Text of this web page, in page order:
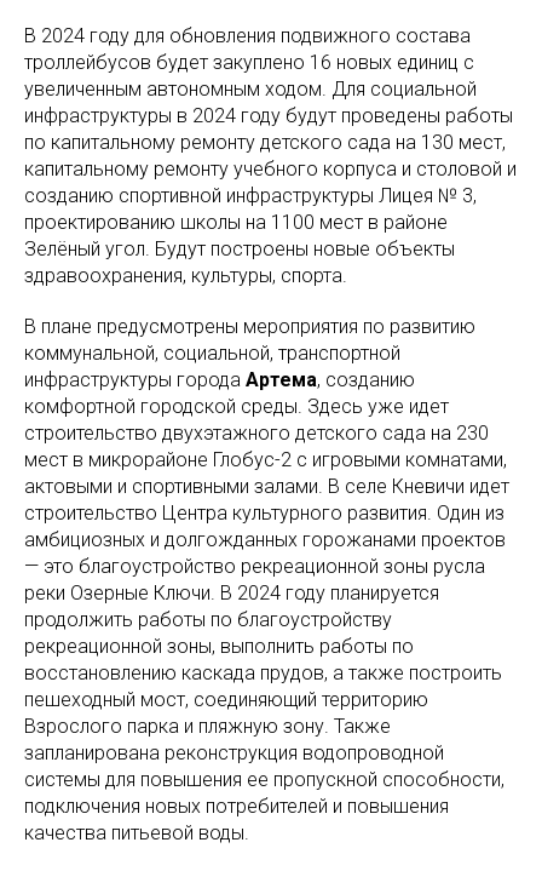
В 2024 году для обновления подвижного состава
троллейбусов будет закуплено 16 новых единиц с
увеличенным автономным ходом. Для социальной
инфраструктуры в 2024 году будут проведены работы
по капитальному ремонту детского сада на 130 мест,
капитальному ремонту учебного корпуса и столовой и
созданию спортивной инфраструктуры Лицея № 3,
проектированию школы на 1100 мест в районе
Зелёный угол. Будут построены новые объекты
здравоохранения, культуры, спорта.
В плане предусмотрены мероприятия по развитию
коммунальной, социальной, транспортной
инфраструктуры города Артема, созданию
комфортной городской среды. Здесь уже идет
строительство двухэтажного детского сада на 230
мест в микрорайоне Глобус-2 с игровыми комнатами,
актовыми и спортивными залами. В селе Кневичи идет
строительство Центра культурного развития. Один из
амбициозных и долгожданных горожанами проектов
— это благоустройство рекреационной зоны русла
реки Озерные Ключи. В 2024 году планируется
продолжить работы по благоустройству
рекреационной зоны, выполнить работы по
восстановлению каскада прудов, а также построить
пешеходный мост, соединяющий территорию
Взрослого парка и пляжную зону. Также
запланирована реконструкция водопроводной
системы для повышения ее пропускной способности,
подключения новых потребителей и повышения
качества питьевой воды.